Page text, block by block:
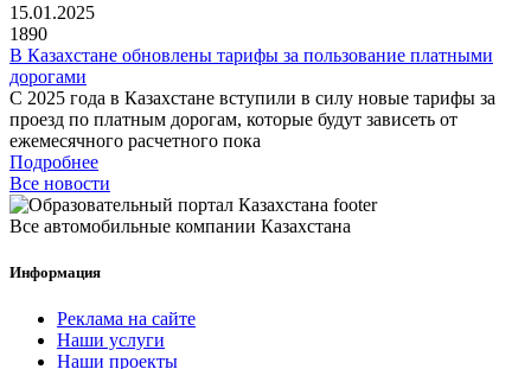
15.01.2025
1890
В Казахстане обновлены тарифы за пользование платными
дорогами
С 2025 года в Казахстане вступили в силу новые тарифы за
проезд по платным дорогам, которые будут зависеть от
ежемесячного расчетного пока
Подробнее
Все новости
Все автомобильные компании Казахстана
Информация
Реклама на сайте
Наши услуги
Наши проекты